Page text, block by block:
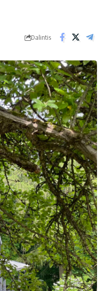
Dalintis